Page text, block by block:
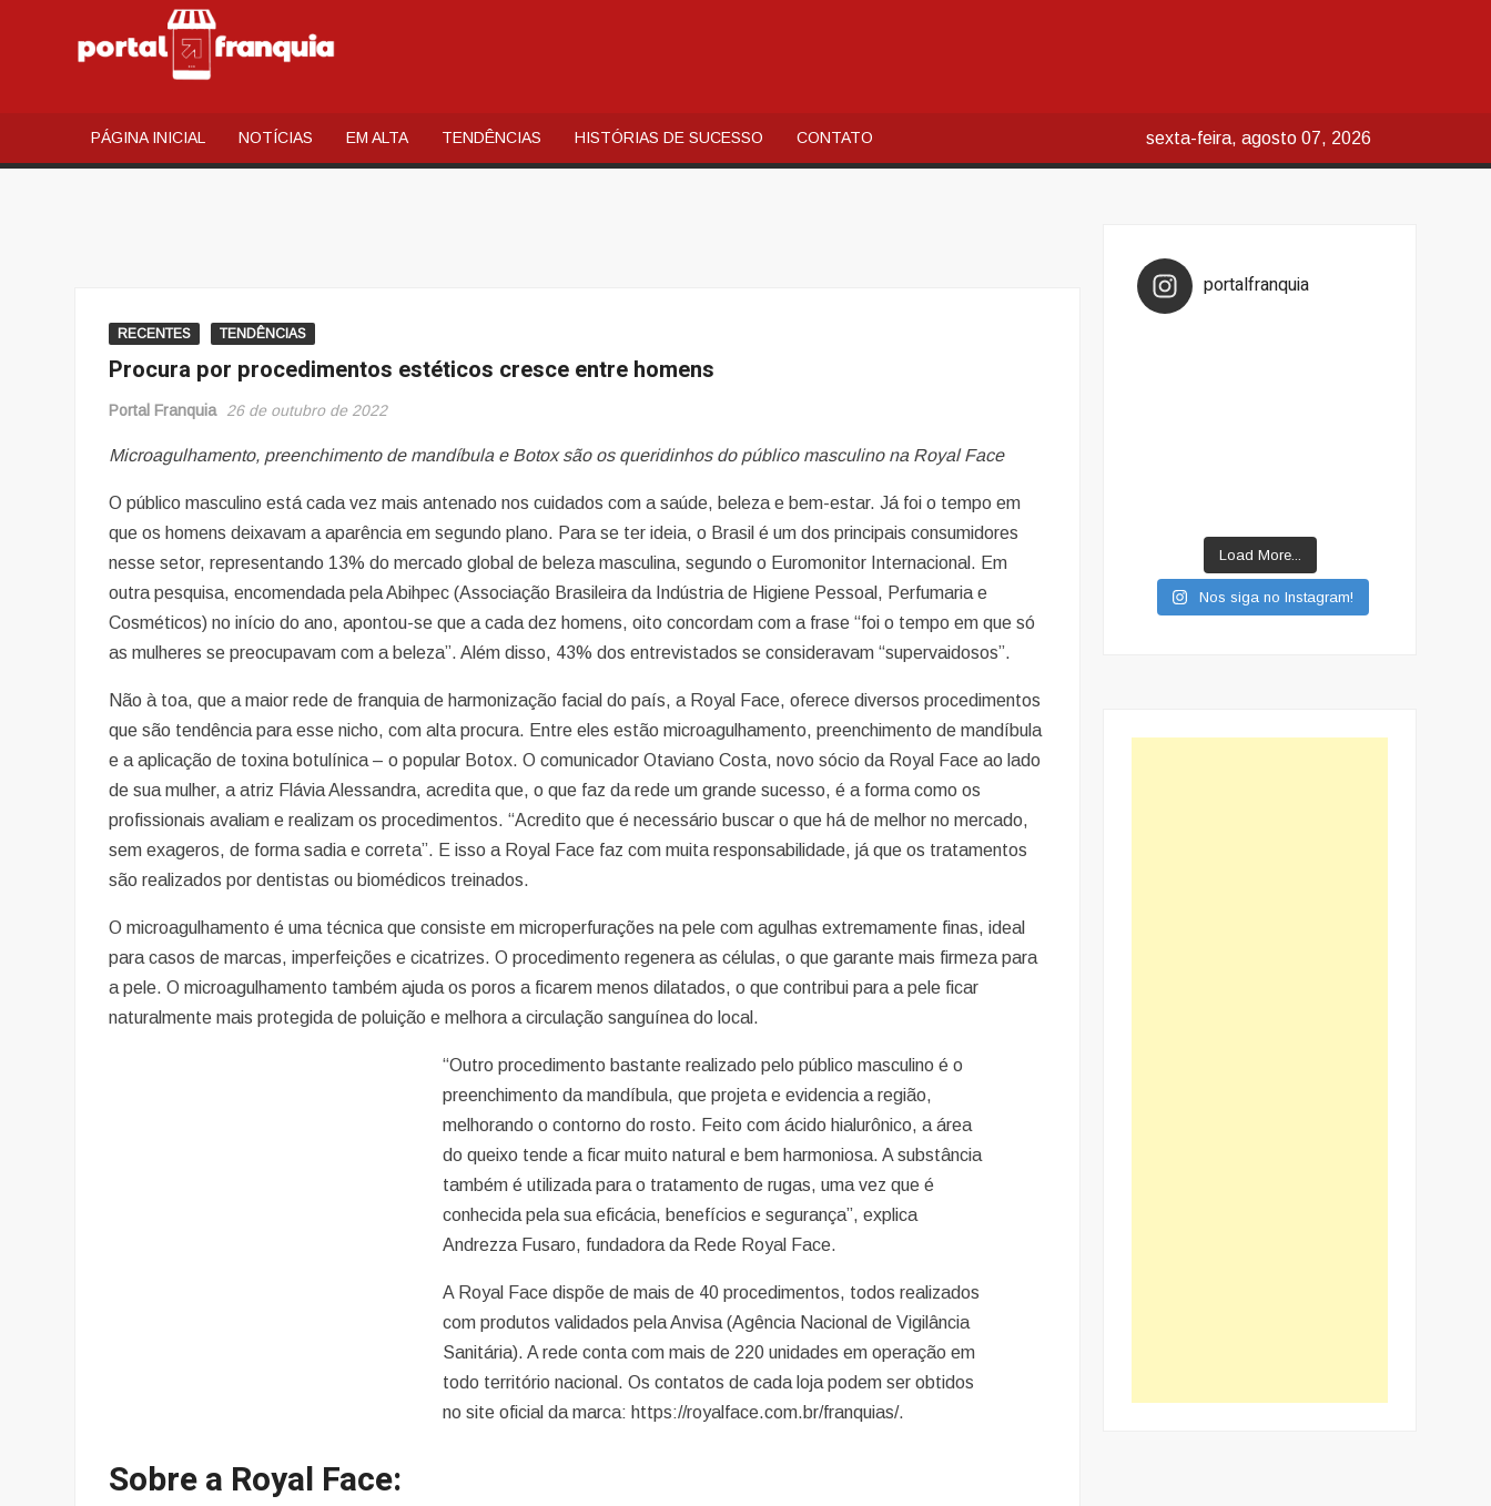
FRANQUIA
Relacionados
ao mundo do
PÁGINA INICIAL NOTÍCIAS EM ALTA TENDÊNCIAS HISTÓRIAS DE SUCESSO CONTATO sexta-feira, agosto 07, 2026
RECENTES TENDÊNCIAS
Procura por procedimentos estéticos cresce entre homens
Portal Franquia 26 de outubro de 2022
Microagulhamento, preenchimento de mandíbula e Botox são os queridinhos do público masculino na Royal Face
O público masculino está cada vez mais antenado nos cuidados com a saúde, beleza e bem-estar. Já foi o tempo em
que os homens deixavam a aparência em segundo plano. Para se ter ideia, o Brasil é um dos principais consumidores
nesse setor, representando 13% do mercado global de beleza masculina, segundo o Euromonitor Internacional. Em
outra pesquisa, encomendada pela Abihpec (Associação Brasileira da Indústria de Higiene Pessoal, Perfumaria e
Cosméticos) no início do ano, apontou-se que a cada dez homens, oito concordam com a frase “foi o tempo em que só
as mulheres se preocupavam com a beleza”. Além disso, 43% dos entrevistados se consideravam “supervaidosos”.
Não à toa, que a maior rede de franquia de harmonização facial do país, a Royal Face, oferece diversos procedimentos
que são tendência para esse nicho, com alta procura. Entre eles estão microagulhamento, preenchimento de mandíbula
e a aplicação de toxina botulínica – o popular Botox. O comunicador Otaviano Costa, novo sócio da Royal Face ao lado
de sua mulher, a atriz Flávia Alessandra, acredita que, o que faz da rede um grande sucesso, é a forma como os
profissionais avaliam e realizam os procedimentos. “Acredito que é necessário buscar o que há de melhor no mercado,
sem exageros, de forma sadia e correta”. E isso a Royal Face faz com muita responsabilidade, já que os tratamentos
são realizados por dentistas ou biomédicos treinados.
O microagulhamento é uma técnica que consiste em microperfurações na pele com agulhas extremamente finas, ideal
para casos de marcas, imperfeições e cicatrizes. O procedimento regenera as células, o que garante mais firmeza para
a pele. O microagulhamento também ajuda os poros a ficarem menos dilatados, o que contribui para a pele ficar
naturalmente mais protegida de poluição e melhora a circulação sanguínea do local.
“Outro procedimento bastante realizado pelo público masculino é o
preenchimento da mandíbula, que projeta e evidencia a região,
melhorando o contorno do rosto. Feito com ácido hialurônico, a área
do queixo tende a ficar muito natural e bem harmoniosa. A substância
também é utilizada para o tratamento de rugas, uma vez que é
conhecida pela sua eficácia, benefícios e segurança”, explica
Andrezza Fusaro, fundadora da Rede Royal Face.
A Royal Face dispõe de mais de 40 procedimentos, todos realizados
com produtos validados pela Anvisa (Agência Nacional de Vigilância
Sanitária). A rede conta com mais de 220 unidades em operação em
todo território nacional. Os contatos de cada loja podem ser obtidos
no site oficial da marca: https://royalface.com.br/franquias/.
Sobre a Royal Face:
portalfranquia
Load More...
Nos siga no Instagram!